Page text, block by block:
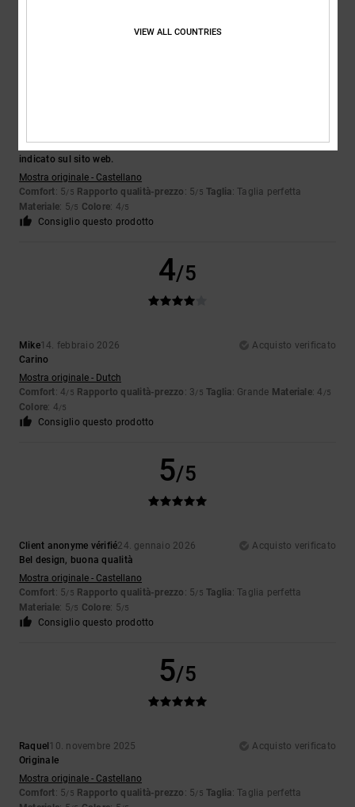
Non gli do 5 stelle perché il colore dell'originale è verde e non blu come
indicato sul sito web.
Mostra originale - Castellano
Comfort: 5/5 Rapporto qualità-prezzo : 5/5 Taglia: Taglia perfetta
Materiale: 5/5 Colore: 4/5
Consiglio questo prodotto
4/5
Mike14. febbraio 2026
Acquisto verificato
Carino
Mostra originale - Dutch
Comfort: 4/5 Rapporto qualità-prezzo : 3/5 Taglia: Grande Materiale: 4 /5
Colore: 4/5
Consiglio questo prodotto
5/5
Client anonyme vérifié24. gennaio 2026
Acquisto verificato
Bel design, buona qualità
Mostra originale - Castellano
Comfort: 5/5 Rapporto qualità-prezzo : 5/5 Taglia: Taglia perfetta
Materiale: 5/5 Colore: 5/5
Consiglio questo prodotto
5/5
Raquel 10. novembre 2025
Acquisto verificato
Originale
Mostra originale - Castellano
Comfort: 5/5 Rapporto qualità-prezzo : 5/5 Taglia: Taglia perfetta
VIEW ALL COUNTRIES